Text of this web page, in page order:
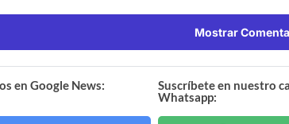
Mostrar
en Google News:
Suscríbete en nuestro
Whatsapp: